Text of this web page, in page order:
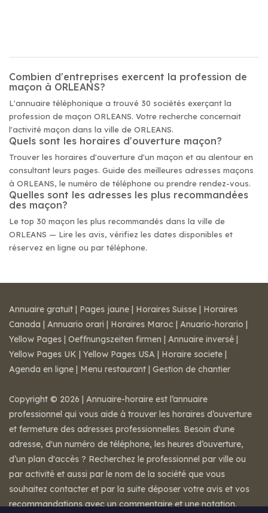
Combien d'entreprises exercent la profession de
maçon à ORLEANS?
L'annuaire téléphonique a trouvé 30 sociétés exerçant la
profession de maçon ORLEANS. Votre recherche concernait
l'activité maçon dans la ville de ORLEANS.
Quels sont les horaires d'ouverture maçon?
Trouver les horaires d'ouverture d'un maçon et au alentour en
consultant leurs pages. Guide des meilleures adresses maçons
à ORLEANS, le numéro de téléphone ou prendre rendez-vous.
Quelles sont les adresses les plus recommandées
des maçon?
Le top 30 maçon les plus recommandés dans la ville de
ORLEANS — Lire les avis, vérifiez les dates disponibles et
réservez en ligne ou par téléphone.
Annuaire gratuit | Pages jaune | Horaires Suisse | Horaires
Canada | Annuario orari | Horaires Maroc | Anuario-horario |
Yellow Pages | Oeffnungszeiten firmen | Annuaire inversé |
Yellow Pages UK | Yellow Pages USA | Horaire societe |
Agenda en ligne | Menu restaurant | Gestion de chantier
Copyright © 2026 | Annuaire-horaire est l’annuaire
professionnel qui vous aide à trouver les horaires d’ouverture
et fermeture des adresses professionnelles. Besoin d'une
adresse, d'un numéro de téléphone, les heures d’ouverture,
d’un plan d'accès ? Recherchez le professionnel par ville ou
par activité et aussi par le nom de la société que vous
souhaitez contacter et par la suite déposer votre avis et vos
recommandations avec un commentaire et une notation.